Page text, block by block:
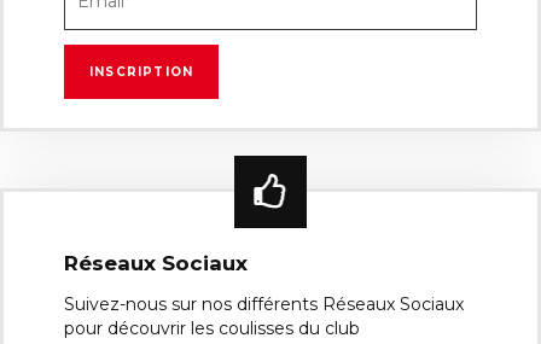
Réseaux Sociaux
Suivez-nous sur nos différents Réseaux Sociaux
pour découvrir les coulisses du club